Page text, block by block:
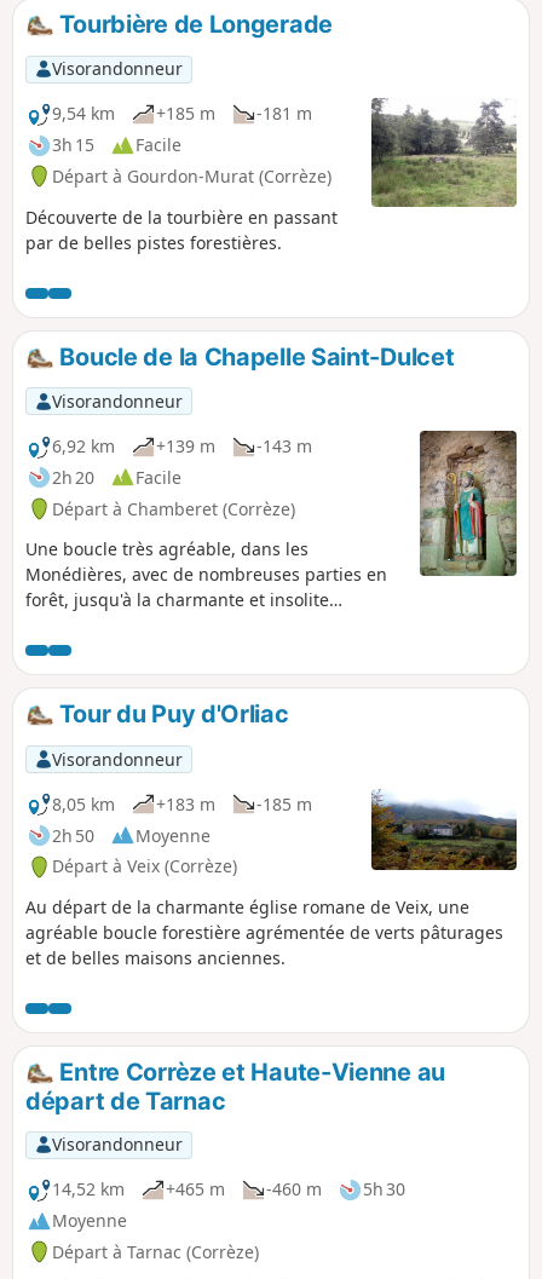
Tourbière de Longerade
Visorandonneur
9,54 km
+185 m
-181 m
3h 15
Facile
Départ à Gourdon-Murat (Corrèze)
Découverte de la tourbière en passant
par de belles pistes forestières.
Boucle de la Chapelle Saint-Dulcet
Visorandonneur
6,92 km
+139 m
-143 m
2h 20
Facile
Départ à Chamberet (Corrèze)
Une boucle très agréable, dans les
Monédières, avec de nombreuses parties en
forêt, jusqu'à la charmante et insolite
avec peu de dénivelé, et donc accessible à
toutes les conditions physiques.
Tour du Puy d'Orliac
Visorandonneur
8,05 km
+183 m
-185 m
2h 50
Moyenne
Départ à Veix (Corrèze)
Au départ de la charmante église romane de Veix, une
agréable boucle forestière agrémentée de verts pâturages
et de belles maisons anciennes.
Entre Corrèze et Haute-Vienne au
départ de Tarnac
Visorandonneur
14,52 km
+465 m -460 m
5h 30
Moyenne
Départ à Tarnac (Corrèze)